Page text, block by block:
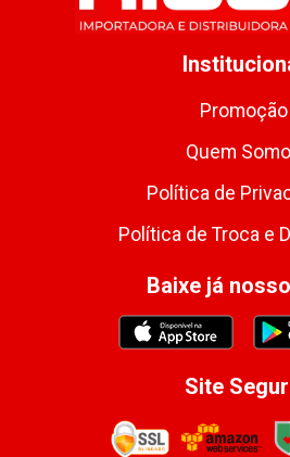
Promoção
Quem
Política de
Política de Troca e
Baixe já
Site